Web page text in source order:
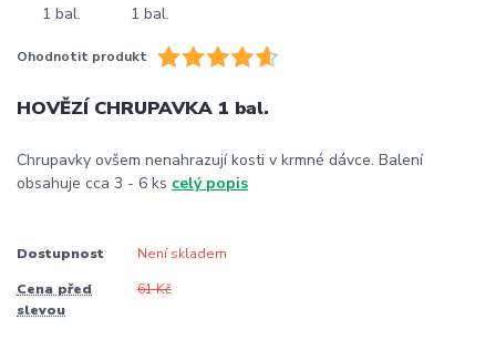
Ohodnotit produkt
HOVĚZÍ CHRUPAVKA 1 bal.
Chrupavky ovšem nenahrazují kosti v krmné dávce. Balení
obsahuje cca 3 - 6 ks celý popis
Dostupnost Není skladem
Cena před
slevou
61 Kč